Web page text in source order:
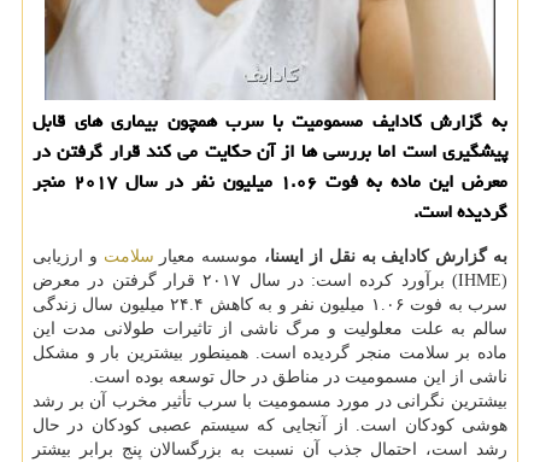
به گزارش كادایف مسمومیت با سرب همچون بیماری های قابل
پیشگیری است اما بررسی ها از آن حكایت می كند قرار گرفتن در
معرض این ماده به فوت ۱.۰۶ میلیون نفر در سال ۲۰۱۷ منجر
گردیده است.
به گزارش كادایف به نقل از ایسنا، موسسه معیار سلامت و ارزیابی
(IHME) برآورد كرده است: در سال ۲۰۱۷ قرار گرفتن در معرض
سرب به فوت ۱.۰۶ میلیون نفر و به كاهش ۲۴.۴ میلیون سال زندگی
سالم به علت معلولیت و مرگ ناشی از تاثیرات طولانی مدت این
ماده بر سلامت منجر گردیده است. همینطور بیشترین بار و مشكل
ناشی از این مسمومیت در مناطق در حال توسعه بوده است.
بیشترین نگرانی در مورد مسمومیت با سرب تأثیر مخرب آن بر رشد
هوشی كودكان است. از آنجایی كه سیستم عصبی كودكان در حال
رشد است، احتمال جذب آن نسبت به بزرگسالان پنج برابر بیشتر